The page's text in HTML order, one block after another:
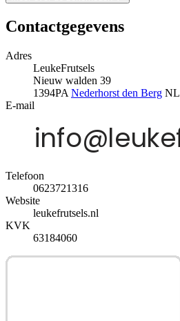
Contactgegevens
Adres
LeukeFrutsels
Nieuw walden 39
1394PA Nederhorst den Berg NL
E-mail
Telefoon
0623721316
Website
leukefrutsels.nl
KVK
63184060